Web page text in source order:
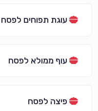
עוגת תפוחים לפסח
עוף ממולא לפסח
פיצה לפסח